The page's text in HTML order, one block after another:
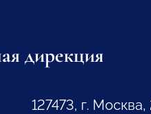
дирекция
127473, г.